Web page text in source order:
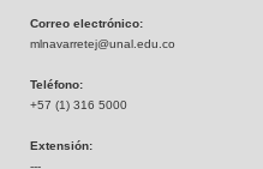
Correo electrónico:
mlnavarretej@unal.edu.co
Teléfono:
+57 (1) 316 5000
Extensión:
---